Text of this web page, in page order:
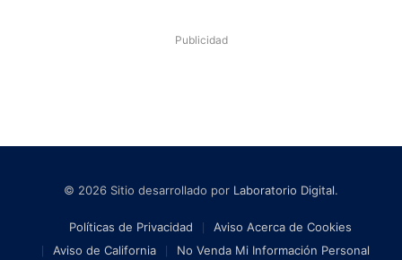
Publicidad
© 2026 Sitio desarrollado por Laboratorio Digital.
Políticas de Privacidad
Aviso Acerca de Cookies
Aviso de California
No Venda Mi Información Personal